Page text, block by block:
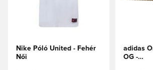
Nike Póló United - Fehér
Női
adidas
OG -